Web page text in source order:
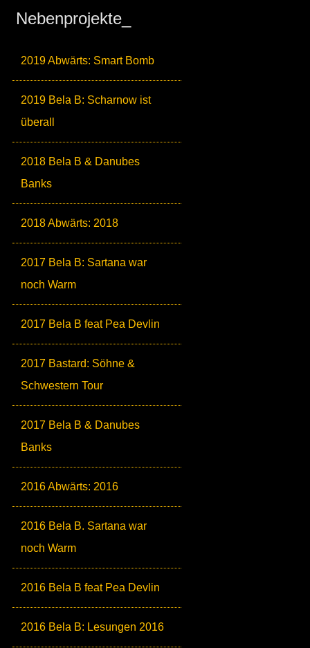
Nebenprojekte_
2019 Abwärts: Smart Bomb
2019 Bela B: Scharnow ist
überall
2018 Bela B & Danubes
Banks
2018 Abwärts: 2018
2017 Bela B: Sartana war
noch Warm
2017 Bela B feat Pea Devlin
2017 Bastard: Söhne &
Schwestern Tour
2017 Bela B & Danubes
Banks
2016 Abwärts: 2016
2016 Bela B. Sartana war
noch Warm
2016 Bela B feat Pea Devlin
2016 Bela B: Lesungen 2016